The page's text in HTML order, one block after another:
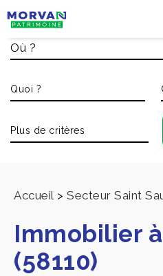
Accueil > Secteur Saint
Immobilier à
(58110)